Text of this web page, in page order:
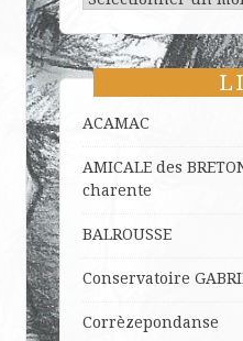
Archives
ACAMAC
AMICALE des
charente
BALROUSSE
Conservatoire
Corrèzepondanse